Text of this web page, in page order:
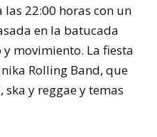
22:00 horas con un
en la batucada
movimiento. La fiesta
Rolling Band, que
y reggae y temas